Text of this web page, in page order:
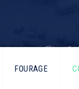
FOURAGE